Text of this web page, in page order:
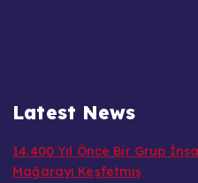
Latest News
14.400 Yıl Önce Bir Grup
Mağarayı Keşfetmiş